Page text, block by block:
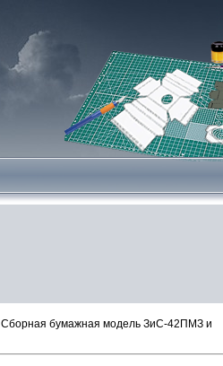
Сборная бумажная модель ЗиС-42ПМЗ и